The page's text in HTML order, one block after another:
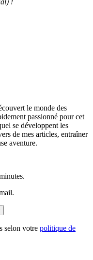
le monde des
passionné pour cet
se développent les
de mes articles, entraîner
aventure.
selon votre politique de